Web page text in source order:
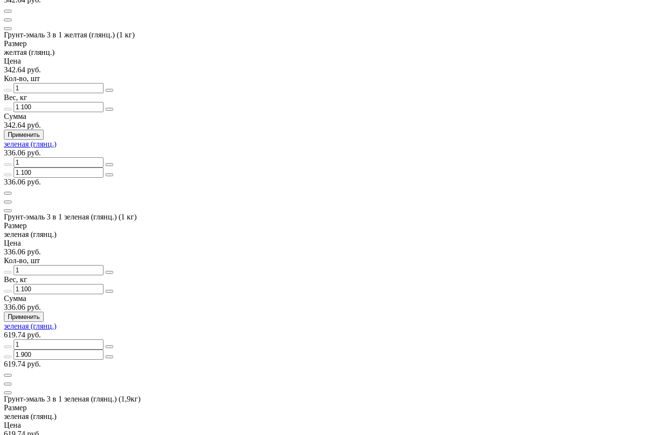
Грунт-эмаль 3 в 1 желтая (глянц.) (1 кг)
Размер
желтая (глянц.)
Цена
342.64 руб.
Кол-во, шт
Вес, кг
Сумма
342.64 руб.
Применить
зеленая (глянц.)
336.06 руб.
336.06 руб.
Грунт-эмаль 3 в 1 зеленая (глянц.) (1 кг)
Размер
зеленая (глянц.)
Цена
336.06 руб.
Кол-во, шт
Вес, кг
Сумма
336.06 руб.
Применить
зеленая (глянц.)
619.74 руб.
619.74 руб.
Грунт-эмаль 3 в 1 зеленая (глянц.) (1,9кг)
Размер
зеленая (глянц.)
Цена